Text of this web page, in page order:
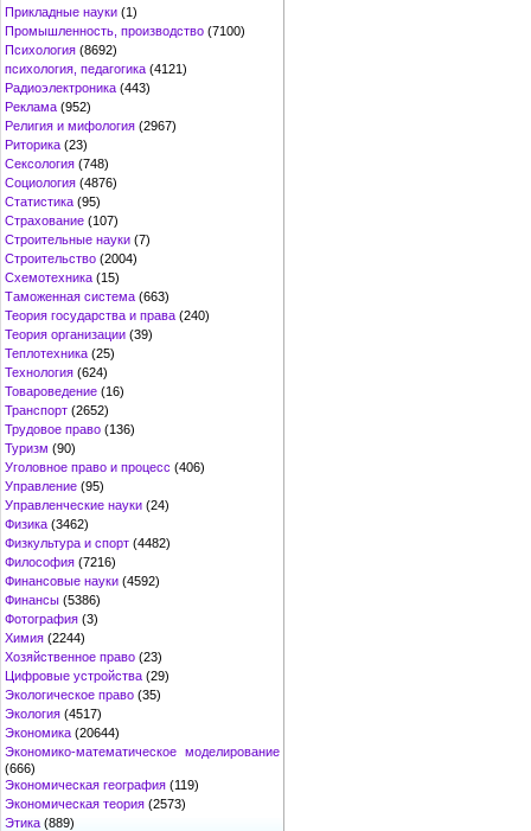
Прикладные науки (1)
Промышленность, производство (7100)
Психология (8692)
психология, педагогика (4121)
Радиоэлектроника (443)
Реклама (952)
Религия и мифология (2967)
Риторика (23)
Сексология (748)
Социология (4876)
Статистика (95)
Страхование (107)
Строительные науки (7)
Строительство (2004)
Схемотехника (15)
Таможенная система (663)
Теория государства и права (240)
Теория организации (39)
Теплотехника (25)
Технология (624)
Товароведение (16)
Транспорт (2652)
Трудовое право (136)
Туризм (90)
Уголовное право и процесс (406)
Управление (95)
Управленческие науки (24)
Физика (3462)
Физкультура и спорт (4482)
Философия (7216)
Финансовые науки (4592)
Финансы (5386)
Фотография (3)
Химия (2244)
Хозяйственное право (23)
Цифровые устройства (29)
Экологическое право (35)
Экология (4517)
Экономика (20644)
Экономико-математическое моделирование
(666)
Экономическая география (119)
Экономическая теория (2573)
Этика (889)